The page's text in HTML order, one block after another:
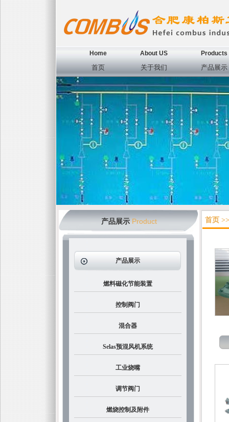
Home
首页
About US
关于我们
Products
产品展示
产品展示 Product
产品展示
燃料磁化节能装置
控制阀门
混合器
Selas预混风机系统
工业烧嘴
调节阀门
燃烧控制及附件
首页